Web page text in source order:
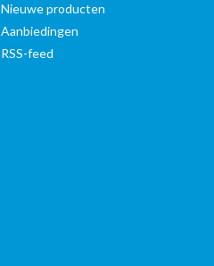
Nieuwe producten
Aanbiedingen
RSS-feed